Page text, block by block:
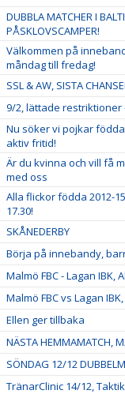
DUBBLA MATCHER I
PÅSKLOVSCAMPER!
Välkommen på
måndag till fredag!
SSL & AW, SISTA
9/2, lättade restriktioner
Nu söker vi pojkar
aktiv fritid!
Är du kvinna och vill få
med oss
Alla flickor födda 2012-
17.30!
SKÅNEDERBY
Börja på innebandy,
Malmö FBC - Lagan IBK,
Malmö FBC vs Lagan
Ellen ger tillbaka
NÄSTA HEMMAMATCH,
SÖNDAG 12/12
TränarClinic 14/12,